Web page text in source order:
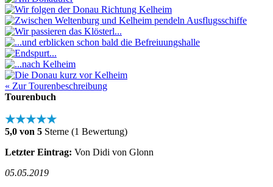
« Zur Tourenbeschreibung
Tourenbuch
★★★★★
5,0 von 5 Sterne (1 Bewertung)
Letzter Eintrag: Von Didi von Glonn
05.05.2019